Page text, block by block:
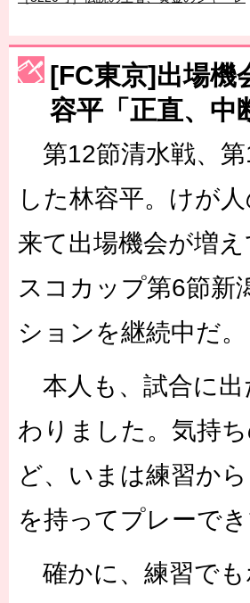
［3230号］世界一への夢は終わらない
［3223号］一丸。日本出陣
［3222号］史上最大のW杯開幕 注目は
[FC東京]出場機
容平「正直、中
第12節清水戦、第
した林容平。けが
来て出場機会が増
スコカップ第6節新
ションを継続中だ。
本人も、試合に出
わりました。気持
ど、いまは練習か
を持ってプレーで
確かに、練習でも